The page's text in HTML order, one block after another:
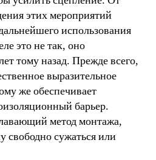
этих мероприятий
использования
это не так, оно
тому назад. Прежде всего,
выразительное
же обеспечивает
барьер.
метод монтажа,
свободно сужаться или